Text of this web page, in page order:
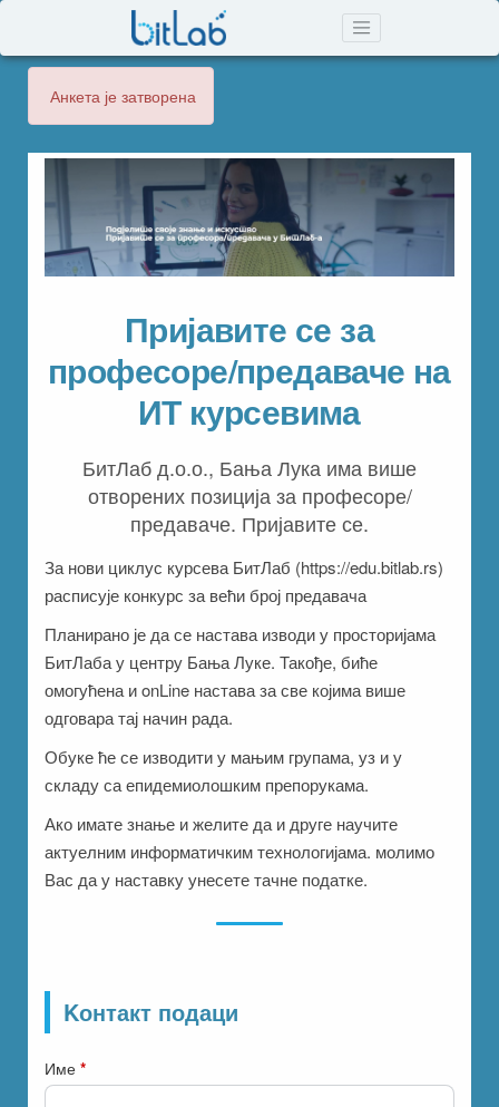
Анкета је затворена
Пријавите се за
професоре/предаваче на
ИТ курсевима
БитЛаб д.о.о., Бања Лука има више
отворених позиција за професоре/
предаваче. Пријавите се.
За нови циклус курсева БитЛаб (https://edu.bitlab.rs)
расписује конкурс за већи број предавача
Планирано је да се настава изводи у просторијама
БитЛаба у центру Бања Луке. Такође, биће
омогућена и onLine настава за све којима више
одговара тај начин рада.
Обуке ће се изводити у мањим групама, уз и у
складу са епидемиолошким препорукама.
Ако имате знање и желите да и друге научите
актуелним информатичким технологијама. молимо
Вас да у наставку унесете тачне податке.
Kонтакт подаци
Име *